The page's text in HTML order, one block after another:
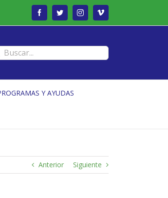
FacebookTwitterInstagramVimeo
Y AYUDAS
Anterior Siguiente